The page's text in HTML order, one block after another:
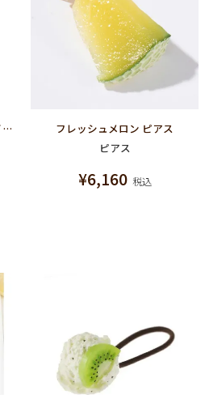
【残り1点】オーガニックキウイヘアピン
フレッシュメロン ピアス
ピアス
¥6,160 税込